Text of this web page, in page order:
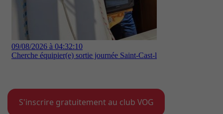
S'inscrire gratuitement au club VOG